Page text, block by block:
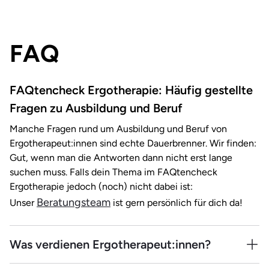
Aufgaben und leistest einen wertvollen Beitrag zur
Qualitätssicherung in der Gesundheitsversorgung.
Da es sich um ein Fernstudium handelt, bleibst du
maximal flexibel und kannst zum Beispiel
Vorleistungen aus deiner Ausbildung werden dir
angerechnet. Auch bestimmst du mit, wie lange du
studieren möchtest. Mehr erfahren
FAQ
FAQtencheck Ergotherapie: Häufig gestellte
Fragen zu Ausbildung und Beruf
Manche Fragen rund um Ausbildung und Beruf von
Ergotherapeut:innen sind echte Dauerbrenner. Wir finden:
Gut, wenn man die Antworten dann nicht erst lange
suchen muss. Falls dein Thema im FAQtencheck
Ergotherapie jedoch (noch) nicht dabei ist:
Unser Beratungsteam ist gern persönlich für dich da!
Was verdienen Ergotherapeut:innen?